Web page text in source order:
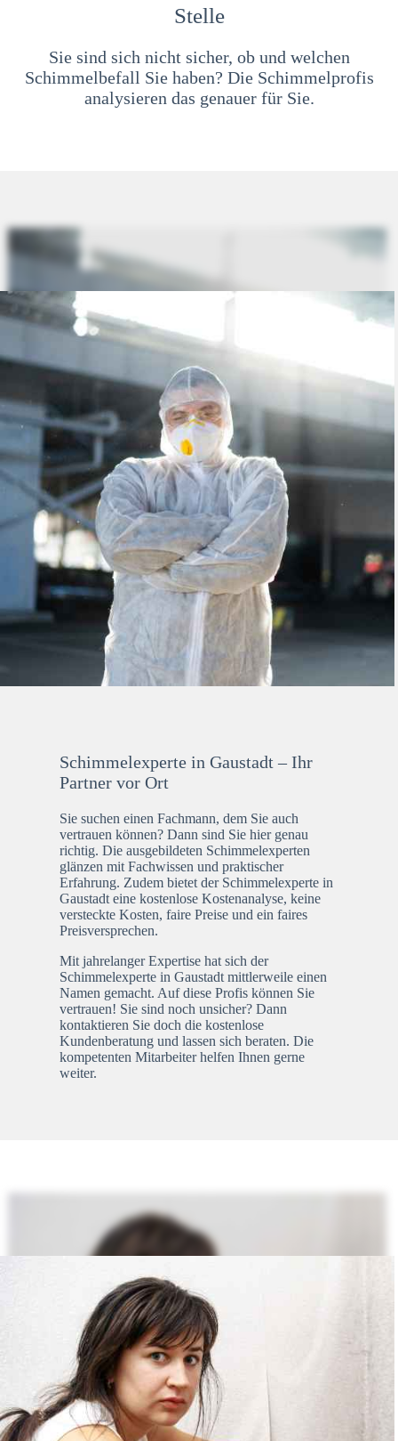
Stelle
Sie sind sich nicht sicher, ob und welchen
Schimmelbefall Sie haben? Die Schimmelprofis
analysieren das genauer für Sie.
Schimmelexperte in Gaustadt – Ihr
Partner vor Ort
Sie suchen einen Fachmann, dem Sie auch
vertrauen können? Dann sind Sie hier genau
richtig. Die ausgebildeten Schimmelexperten
glänzen mit Fachwissen und praktischer
Erfahrung. Zudem bietet der Schimmelexperte in
Gaustadt eine kostenlose Kostenanalyse, keine
versteckte Kosten, faire Preise und ein faires
Preisversprechen.
Mit jahrelanger Expertise hat sich der
Schimmelexperte in Gaustadt mittlerweile einen
Namen gemacht. Auf diese Profis können Sie
vertrauen! Sie sind noch unsicher? Dann
kontaktieren Sie doch die kostenlose
Kundenberatung und lassen sich beraten. Die
kompetenten Mitarbeiter helfen Ihnen gerne
weiter.